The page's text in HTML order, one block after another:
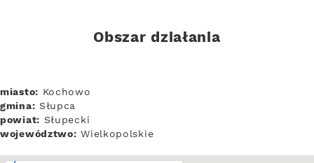
Obszar działania
miasto: Kochowo
gmina: Słupca
powiat: Słupecki
województwo: Wielkopolskie